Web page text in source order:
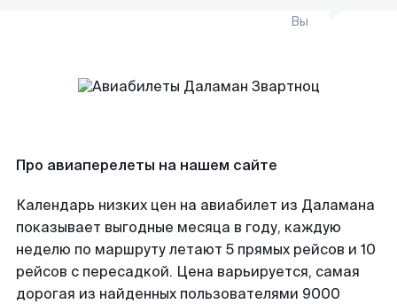
Вы
Про авиаперелеты на нашем сайте
Календарь низких цен на авиабилет из Даламана
показывает выгодные месяца в году, каждую
неделю по маршруту летают 5 прямых рейсов и 10
рейсов с пересадкой. Цена варьируется, самая
дорогая из найденных пользователями 9000